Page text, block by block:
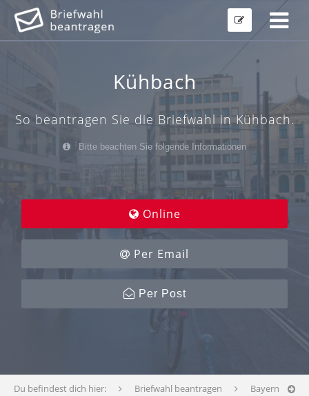
Kühbach
So beantragen Sie die Briefwahl in Kühbach.
Bitte beachten Sie folgende Informationen
Online
Per Email
Per Post
Du befindest dich hier: Briefwahl beantragen Bayern